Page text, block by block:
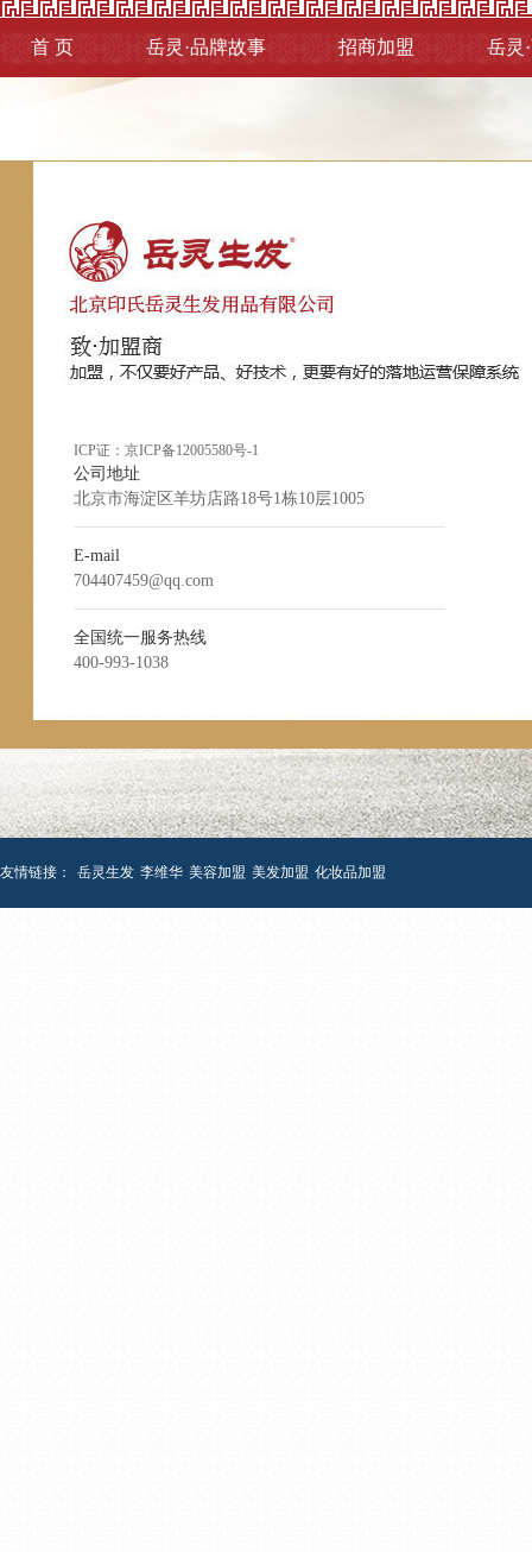
首 页 岳灵·品牌故事 招商加盟 岳灵
ICP证： 京ICP备12005580号-1
公司地址
北京市海淀区羊坊店路18号1栋10层1005
E-mail
704407459@qq.com
全国统一服务热线
400-993-1038
友情链接： 岳灵生发 李维华 美容加盟 美发加盟 化妆品加盟